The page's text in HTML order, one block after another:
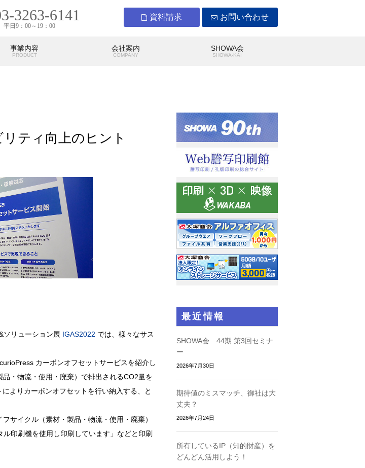
3263-6141
平日9：00～19：00
資料請求 お問い合わせ
事業内容
PRODUCT
会社案内
COMPANY
沿革
SHOWA会
SHOWA-KAI
ティ向上のヒント
リューション展 IGAS2022 では、様々なサス
カーボンオフセットサービスを紹介し
・物流・使用・廃棄）で排出されるCO2量を
よりカーボンオフセットを行い納入する、と
サイクル（素材・製品・物流・使用・廃棄）
印刷機を使用し印刷しています」などと印刷
最近情報
SHOWA会 44期 第3回セミナ
ー
2026年7月30日
期待値のミスマッチ、御社は大
丈夫？
2026年7月24日
所有しているIP（知的財産）を
どんどん活用しよう！